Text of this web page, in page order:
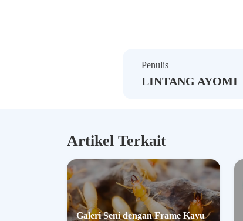
Penulis
LINTANG AYOMI
Artikel Terkait
Galeri Seni dengan Frame Kayu